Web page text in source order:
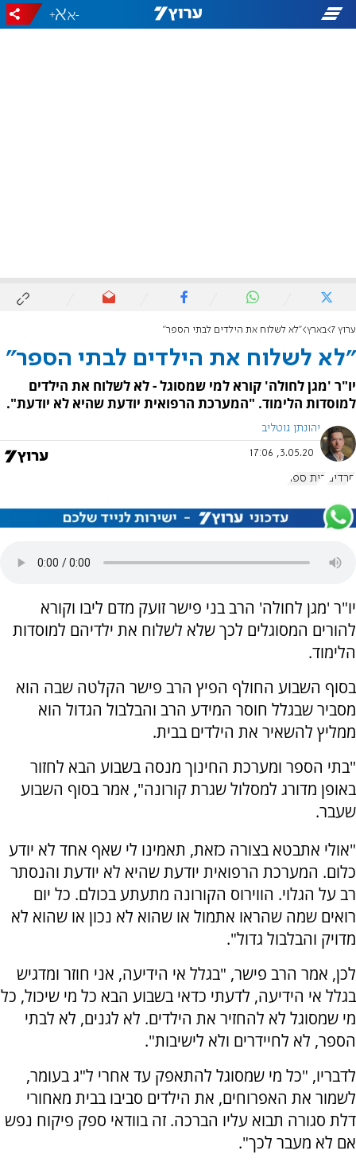
-
+
ערוץ 7 בארץ "לא לשלוח את הילדים לבתי הספר"
"לא לשלוח את הילדים לבתי הספר"
יו"ר 'מגן לחולה' קורא למי שמסוגל - לא לשלוח את הילדים
למוסדות הלימוד. "המערכת הרפואית יודעת שהיא לא יודעת".
יהונתן גוטליב
3.05.20, 17:06
חרדים בית ספר
יו"ר 'מגן לחולה' הרב בני פישר זועק מדם ליבו וקורא
להורים המסוגלים לכך שלא לשלוח את ילדיהם למוסדות
הלימוד.
בסוף השבוע החולף הפיץ הרב פישר הקלטה שבה הוא
מסביר שבגלל חוסר המידע הרב והבלבול הגדול הוא
ממליץ להשאיר את הילדים בבית.
"בתי הספר ומערכת החינוך מנסה בשבוע הבא לחזור
באופן מדורג למסלול שגרת קורונה", אמר בסוף השבוע
שעבר.
"אולי אתבטא בצורה כזאת, תאמינו לי שאף אחד לא יודע
כלום. המערכת הרפואית יודעת שהיא לא יודעת והנסתר
רב על הגלוי. הווירוס הקורונה מתעתע בכולם. כל יום
רואים שמה שהראו אתמול או שהוא לא נכון או שהוא לא
מדויק והבלבול גדול".
לכן, אמר הרב פישר, "בגלל אי הידיעה, אני חוזר ומדגיש
בגלל אי הידיעה, לדעתי כדאי בשבוע הבא כל מי שיכול, כל
מי שמסוגל לא להחזיר את הילדים. לא לגנים, לא לבתי
הספר, לא לחיידרים ולא לישיבות".
לדבריו, "כל מי שמסוגל להתאפק עד אחרי ל"ג בעומר,
לשמור את האפרוחים, את הילדים סביבו בבית מאחורי
דלת סגורה תבוא עליו הברכה. זה בוודאי ספק פיקוח נפש
אם לא מעבר לכך".